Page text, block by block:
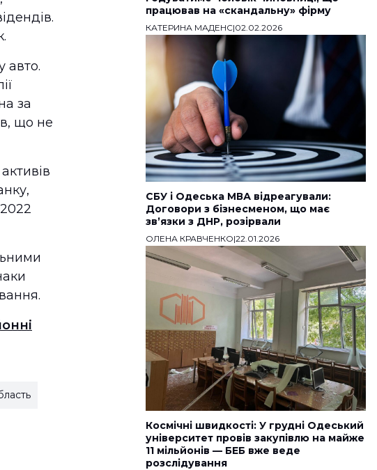
авто.
за
що не
працював на «скандальну» фірму
КАТЕРИНА МАДЕНС|02.02.2026
СБУ і Одеська МВА відреагували:
Договори з бізнесменом, що має
звʼязки з ДНР, розірвали
ОЛЕНА КРАВЧЕНКО|22.01.2026
Космічні швидкості: У грудні Одеський
університет провів закупівлю на майже
11 мільйонів — БЕБ вже веде
розслідування